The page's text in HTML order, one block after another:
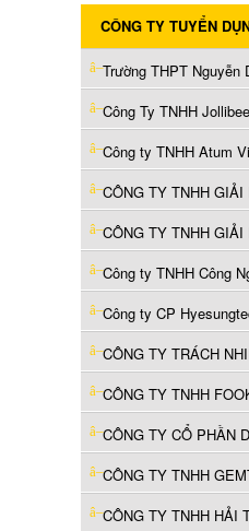
CÔNG TY TUYỂN
Trường THPT Nguyễn
Công Ty TNHH
Công ty TNHH Atum
Công ty CP
CÔNG TY TNHH
CÔNG TY TNHH HẢI